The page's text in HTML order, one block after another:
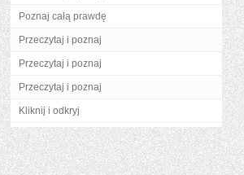
Poznaj całą prawdę
Przeczytaj i poznaj
Przeczytaj i poznaj
Przeczytaj i poznaj
Kliknij i odkryj